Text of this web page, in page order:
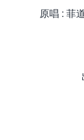
原唱 : 菲